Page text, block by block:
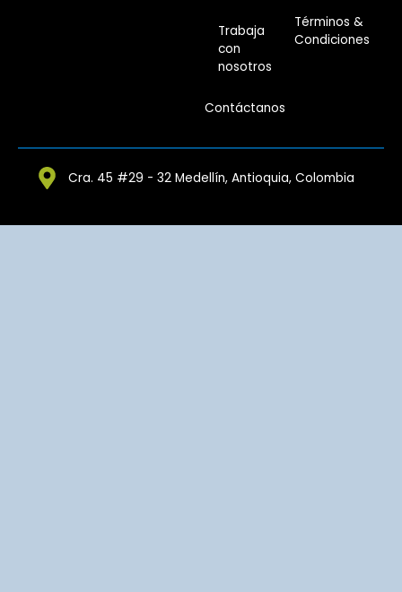
Trabaja
con
nosotros
Contáctanos
Términos &
Condiciones
Cra. 45 #29 - 32 Medellín, Antioquia, Colombia